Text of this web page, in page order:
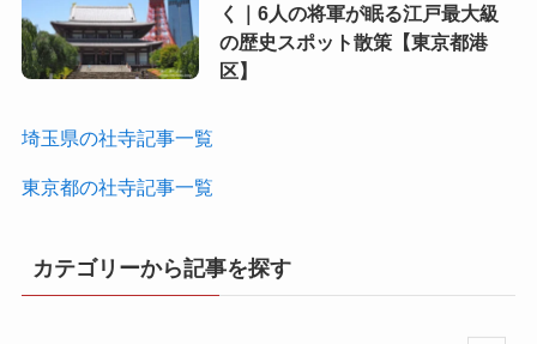
く｜6人の将軍が眠る江戸最大級
の歴史スポット散策【東京都港
区】
埼玉県の社寺記事一覧
東京都の社寺記事一覧
カテゴリーから記事を探す